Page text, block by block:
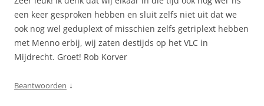
een keer gesproken hebben en sluit zelfs niet uit dat we
ook nog wel geduplext of misschien zelfs getriplext hebben
met Menno erbij, wij zaten destijds op het VLC in
Mijdrecht. Groet! Rob Korver
Beantwoorden ↓